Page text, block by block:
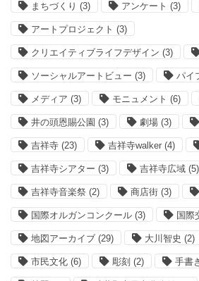
まちづくり (3) アンケート (3)
アートプロジェクト (3)
クリエイティブライフデザイン (3)
ソーシャルアートビュー (3) パイ
メディア (3) モニュメント (6)
井の頭恩賜公園 (3) 劇場 (3)
吉祥寺 (23) 吉祥寺walker (4)
吉祥寺シアター (3) 吉祥寺広域 (5)
吉祥寺音楽祭 (2) 商店街 (3)
国際オルガンコンクール (3) 国際
地図アーカイブ (29) 大川智史 (2)
市民文化 (6) 彫刻 (2) 手書